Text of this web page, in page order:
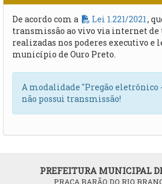
De acordo com a Lei 1.221/2021 ,
transmissão ao vivo via internet de
realizadas nos poderes executivo e
município de Ouro Preto.
A modalidade "Pregão eletrônico
não possui transmissão!
PREFEITURA MUNICIPAL
PRAÇA BARÃO DO RIO